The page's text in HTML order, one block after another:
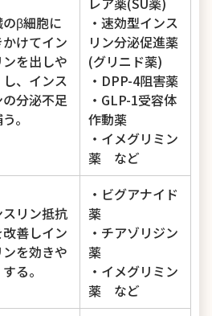
β細胞に
けてイン
を出しや
、インス
の分泌不足
。
・速効型インス
リン分泌促進薬
(グリニド薬)
・DPP-4阻害薬
・GLP-1受容体
作動薬
・イメグリミン
薬 など
スリン抵抗
善しイン
を効きや
る。
・ビグアナイド
薬
・チアゾリジン
薬
・イメグリミン
薬 など